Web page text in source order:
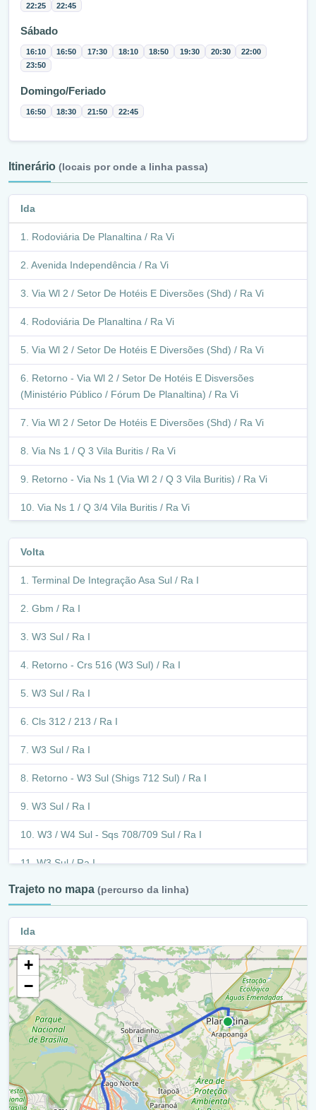
22:25
22:45
Sábado
16:10 16:50 17:30 18:10 18:50 19:30 20:30
22:00
23:50
Domingo/Feriado
16:50 18:30 21:50 22:45
Itinerário (locais por onde a linha passa)
Ida
Rodoviária De Planaltina / Ra Vi
Avenida Independência / Ra Vi
Via Wl 2 / Setor De Hotéis E Diversões (Shd) / Ra Vi
Rodoviária De Planaltina / Ra Vi
Via Wl 2 / Setor De Hotéis E Diversões (Shd) / Ra Vi
Retorno - Via Wl 2 / Setor De Hotéis E Disversões
(Ministério Público / Fórum De Planaltina) / Ra Vi
Via Wl 2 / Setor De Hotéis E Diversões (Shd) / Ra Vi
Via Ns 1 / Q 3 Vila Buritis / Ra Vi
Retorno - Via Ns 1 (Via Wl 2 / Q 3 Vila Buritis) / Ra Vi
Via Ns 1 / Q 3/4 Vila Buritis / Ra Vi
Via Ns 1 / Ra Vi
Via Wl 1 / Ra Vi
Q 1 Vila Buritis / Ra Vi
Via Wl 1 / Ra Vi
Vila Buritis Q 1-4 / Ra Vi
Retorno - Vila Buritis / Ra Vi
Vila Buritis Q 1-4 / Ra Vi
Vila Buritis - Via Wl 4 / Ra Vi
Via Ns 1/ Setor Hospitalar / Ra Vi
Via Wl 4 / Hospital Regional De Planaltina/Cds / Ra Vi
Via Ns 1/ Setor Hospitalar / Ra Vi
Via Wl 5 / Setor Hospitalar / Ra Vi
Rua Piauí / Ra Vi
Rua 13 De Maio / Avenida Marechal Deodoro / Ra Vi
Avenida Marechal Deodoro / Ra Vi
Praça Pe. Antonio / Ra Vi
Avenida Marechal Deodoro / Ra Vi
Rua Benjamin Constant / Avenida Marechal Deodoro / Ra
Vi
Volta
Terminal De Integração Asa Sul / Ra I
Gbm / Ra I
W3 Sul / Ra I
Retorno - Crs 516 (W3 Sul) / Ra I
W3 Sul / Ra I
Cls 312 / 213 / Ra I
W3 Sul / Ra I
Retorno - W3 Sul (Shigs 712 Sul) / Ra I
W3 Sul / Ra I
W3 / W4 Sul - Sqs 708/709 Sul / Ra I
W3 Sul / Ra I
S3 / Ra I
W3 Sul / Ra I
Eixo Monumental / Via S1 / Ra I
W3 Sul / Ra I
W3 Norte / Ra I
Cln 315/314 / Ra I
W3 Norte / Ra I
Retorno - W3 Norte (516 Norte) / Ra I
Trajeto no mapa (percurso da linha)
Ida
+
−